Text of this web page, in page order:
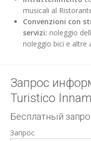
musicali al
Convenzioni con
servizi: noleggio
noleggio bici e altre
Запрос
Turistico
Бесплатный
Запрос